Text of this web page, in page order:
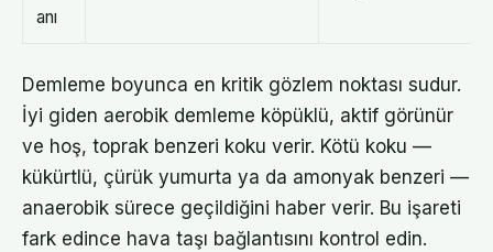
anı
Demleme boyunca en kritik gözlem noktası sudur.
İyi giden aerobik demleme köpüklü, aktif görünür
ve hoş, toprak benzeri koku verir. Kötü koku —
kükürtlü, çürük yumurta ya da amonyak benzeri —
anaerobik sürece geçildiğini haber verir. Bu işareti
fark edince hava taşı bağlantısını kontrol edin.